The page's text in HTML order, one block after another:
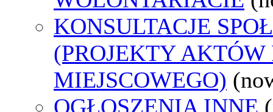
KONSULTACJE
(PROJEKTY AKTÓW
MIEJSCOWEGO)
OGŁOSZENIA INNE